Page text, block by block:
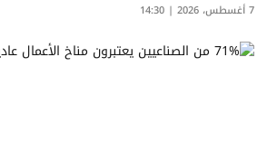
7 أغسطس، 2026 | 14:30